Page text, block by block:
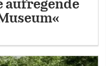
aufregende